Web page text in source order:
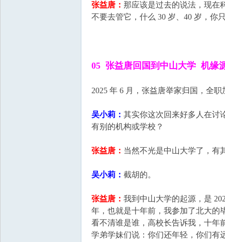
张益唐： 那应该是过去的说法，现在
不要去管它，什么 30 岁、40 岁，你
05 张益唐回国到中山大学 机
2025 年 6 月，张益唐举家归国，全
吴小莉： 其实你这次回来好多人在讨
有别的机构或学校？
张益唐： 当然不光是中山大学了，有
吴小莉： 截胡的。
张益唐： 我到中山大学的起源，是
年，也就是十年前，我参加了北大的
看不清谁是谁，高校长告诉我，十年
学弟学妹们说：你们还年轻，你们有